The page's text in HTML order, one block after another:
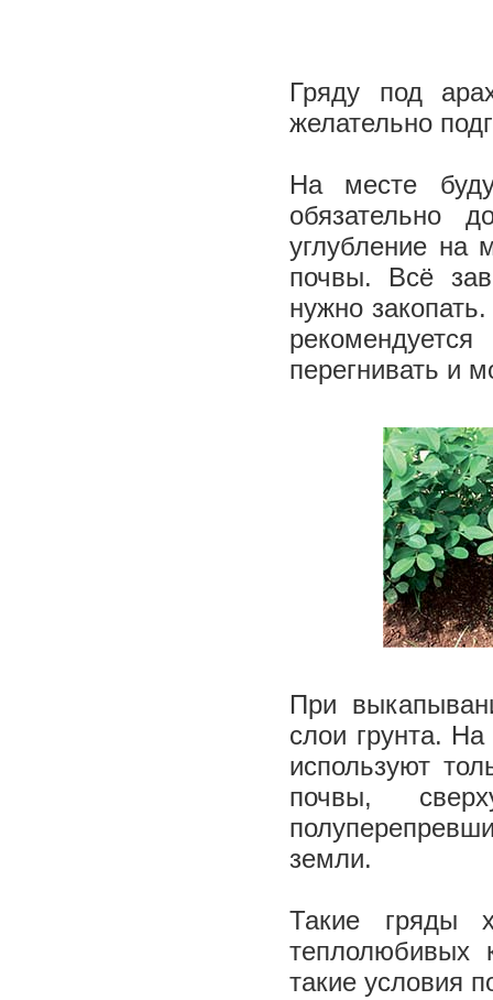
Гряду под
желательно
На месте
обязательно
углубление на
почвы. Всё
нужно
перегнивать и
При
слои грунта.
используют
почвы,
земли.
Такие гряды
теплолюбивых
такие условия